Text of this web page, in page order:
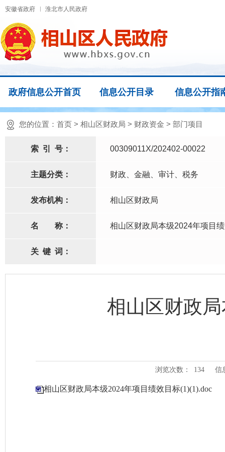
安徽省政府 淮北市人民政府
政府信息公开首页 信息公开目录 信息公开指
您的位置： 首页 > 相山区财政局 > 财政资金 > 部门项目
索 引 号： 00309011X/202402-00022
主题分类： 财政、金融、审计、税务
发布机构： 相山区财政局
名 称： 相山区财政局本级2024年项目
关 键 词：
相山区财政
浏览次数： 134 信
相山区财政局本级2024年项目绩效目标(1)(1).doc